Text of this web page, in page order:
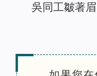
吳同工皺著